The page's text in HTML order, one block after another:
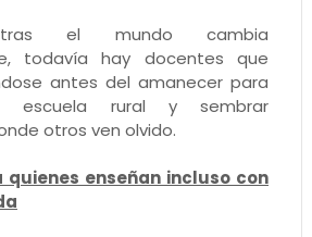
el mundo cambia
todavía hay docentes que
antes del amanecer para
rural y sembrar
otros ven olvido.
quienes enseñan incluso con